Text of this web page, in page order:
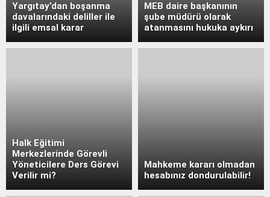
Yargıtay’dan boşanma
davalarındaki deliller ile
ilgili emsal karar
MEB daire başkanının
şube müdürü olarak
atanmasını hukuka aykırı
Halk Eğitimi
Merkezlerinde Görevli
Yöneticilere Ders Görevi
Verilir mi?
Mahkeme kararı olmadan
hesabınız dondurulabilir!